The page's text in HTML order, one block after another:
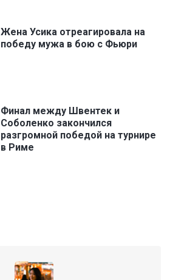
Жена Усика отреагировала на
победу мужа в бою с Фьюри
Финал между Швентек и
Соболенко закончился
разгромной победой на турнире
в Риме